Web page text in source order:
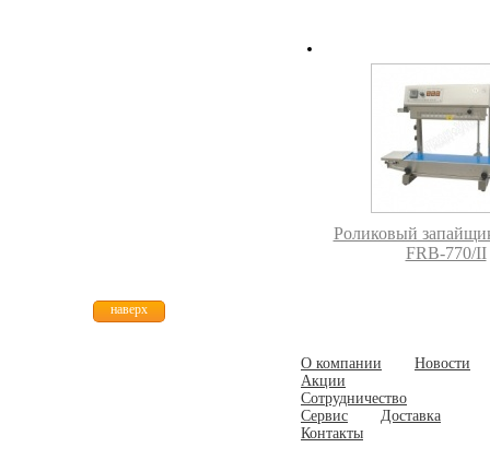
Роликовый
FRB-770/II
О компании
Новости
Акции
Сотрудничество
Сервис
Доставка
Контакты
наверх